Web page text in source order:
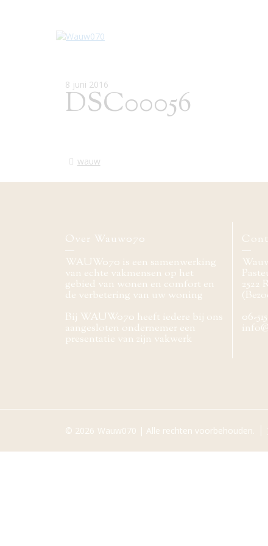
8 juni 2016
DSC00056
wauw
Over Wauw070
WAUW070 is een samenwerking
van echte vakmensen op het
gebied van wonen en comfort en
de verbetering van uw woning
Bij WAUW070 heeft iedere bij ons
aangesloten ondernemer een
presentatie van zijn vakwerk
2522
06-
© 2026 Wauw070 | Alle rechten voorbehouden.